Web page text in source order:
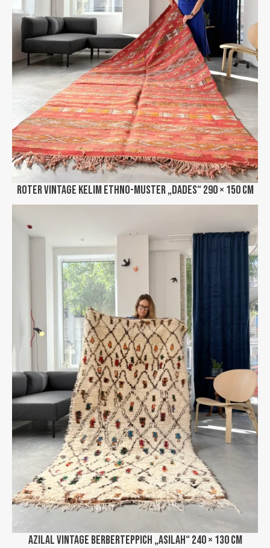
Roter Vintage Kelim Ethno-Muster „Dades“ 290 × 150 cm
Azilal Vintage Berberteppich „Asilah“ 240 × 130 cm